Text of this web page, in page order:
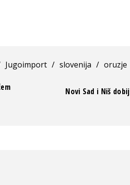
Jugoimport / slovenija / oruzje
Novi Sad i Niš